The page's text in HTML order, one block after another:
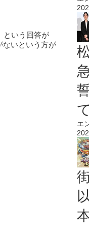
という回答が
ないという方が
エ